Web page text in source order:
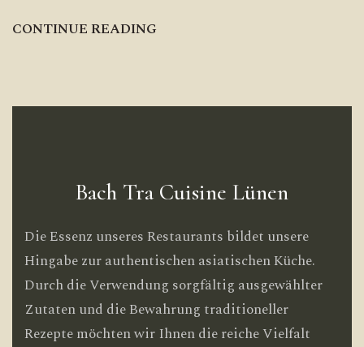
CONTINUEREADING
Bach Tra Cuisine Lünen
Die Essenz unseres Restaurants bildet unsere
Hingabe zur authentischen asiatischen Küche.
Durch die Verwendung sorgfältig ausgewählter
Zutaten und die Bewahrung traditioneller
Rezepte möchten wir Ihnen die reiche Vielfalt